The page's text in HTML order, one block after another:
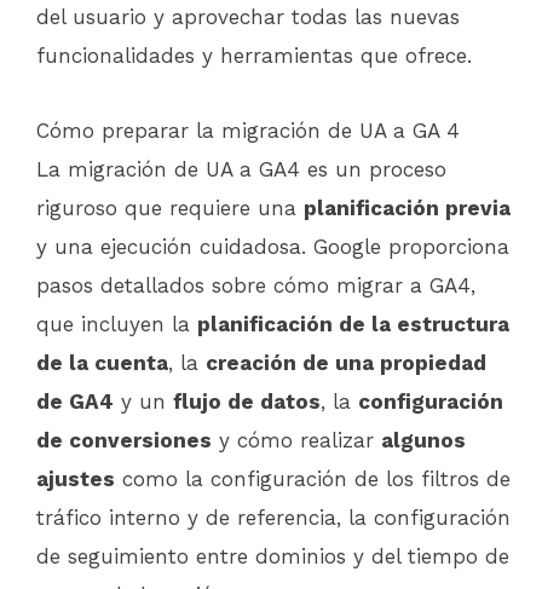
del usuario y aprovechar todas las nuevas
funcionalidades y herramientas que ofrece.
Cómo preparar la migración de UA a GA 4
La migración de UA a GA4 es un proceso
riguroso que requiere una planificación previa
y una ejecución cuidadosa. Google proporciona
pasos detallados sobre cómo migrar a GA4,
que incluyen la planificación de la estructura
de la cuenta, la creación de una propiedad
de GA4 y un flujo de datos, la configuración
de conversiones y cómo realizar algunos
ajustes como la configuración de los filtros de
tráfico interno y de referencia, la configuración
de seguimiento entre dominios y del tiempo de